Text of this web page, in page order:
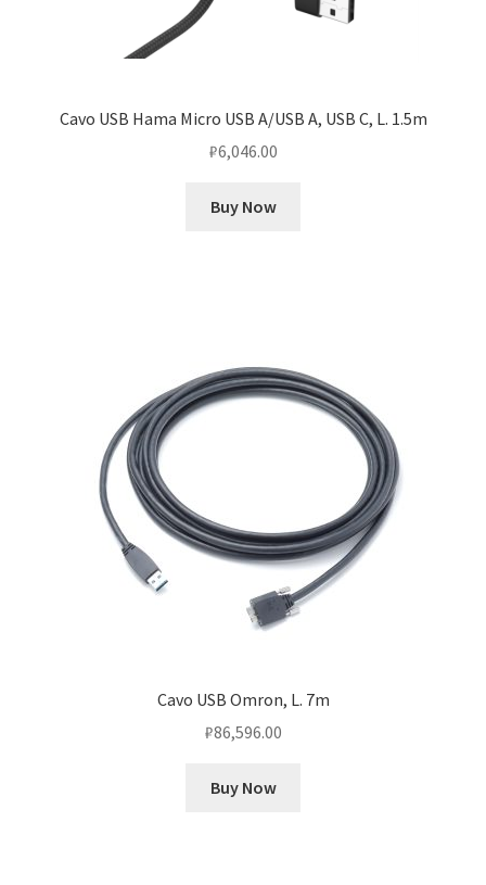
Cavo USB Hama Micro USB A/USB A, USB C, L. 1.5m
₽6,046.00
Buy Now
Cavo USB Omron, L. 7m
₽86,596.00
Buy Now